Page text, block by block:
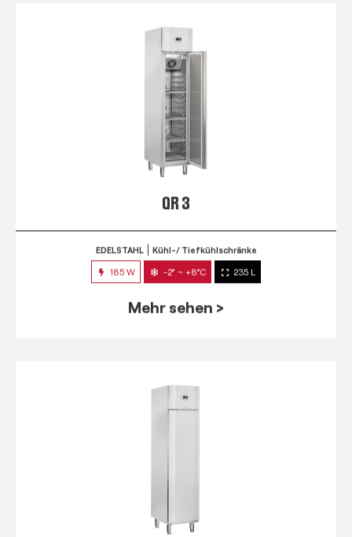
QR 3
EDELSTAHL Kühl-/ Tiefkühlschränke
185 W -2° ~ +8°C 235 L
Mehr sehen >